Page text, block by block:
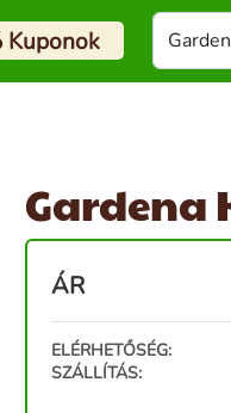
Kuponok
Gardena
ÁR
ELÉRHETŐSÉG:
SZÁLLÍTÁS: